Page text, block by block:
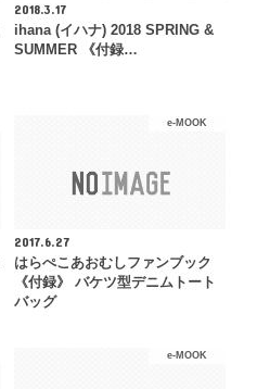
2018.3.17
ihana (イハナ) 2018 SPRING &
SUMMER 《付録…
e-MOOK
2017.6.27
はらぺこあおむしファンブック
《付録》 バケツ型デニムトート
バッグ
e-MOOK